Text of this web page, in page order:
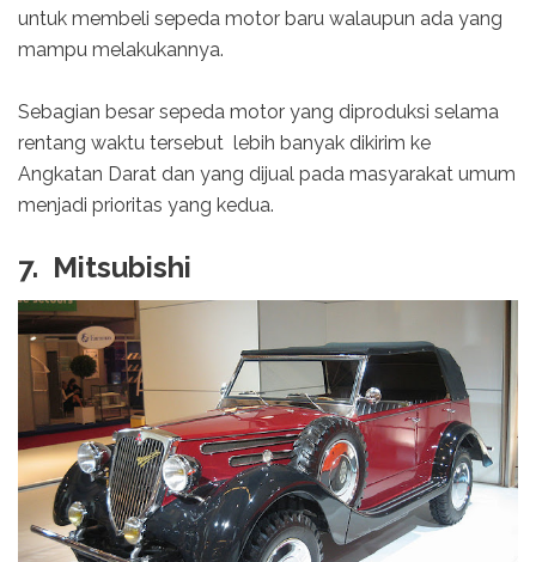
untuk membeli sepeda motor baru walaupun ada yang
mampu melakukannya.
Sebagian besar sepeda motor yang diproduksi selama
rentang waktu tersebut lebih banyak dikirim ke
Angkatan Darat dan yang dijual pada masyarakat umum
menjadi prioritas yang kedua.
7. Mitsubishi